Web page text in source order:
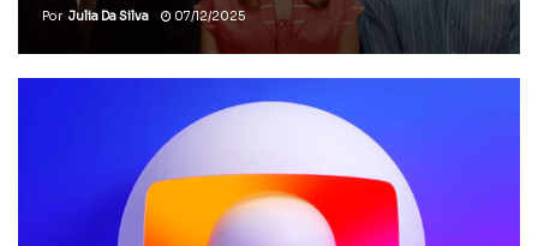
Por Julia Da Silva 07/12/2025